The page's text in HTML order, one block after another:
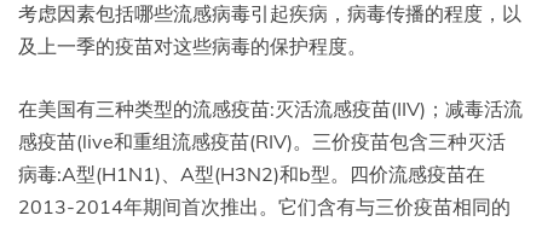
考虑因素包括哪些流感病毒引起疾病，病毒传播的程度，以
及上一季的疫苗对这些病毒的保护程度。
在美国有三种类型的流感疫苗:灭活流感疫苗(IIV)；减毒活流
感疫苗(live和重组流感疫苗(RIV)。三价疫苗包含三种灭活
病毒:A型(H1N1)、A型(H3N2)和b型。四价流感疫苗在
2013-2014年期间首次推出。它们含有与三价疫苗相同的